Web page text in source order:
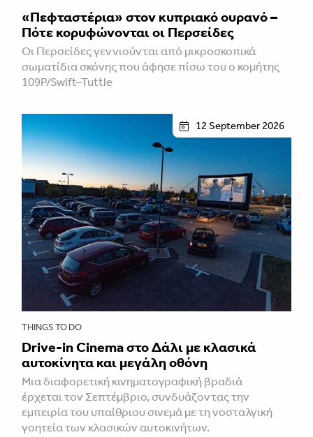
«Πεφταστέρια» στον κυπριακό ουρανό –
Πότε κορυφώνονται οι Περσείδες
Οι Περσείδες γεννιούνται από μικροσκοπικά
σωματίδια σκόνης που άφησε πίσω του ο κομήτης
109P/Swift–Tuttle
12 September 2026
THINGS TO DO
Drive-in Cinema στο Δάλι με κλασικά
αυτοκίνητα και μεγάλη οθόνη
Μια διαφορετική κινηματογραφική βραδιά
έρχεται τον Σεπτέμβριο, συνδυάζοντας την
εμπειρία του υπαίθριου σινεμά με τη νοσταλγική
γοητεία των κλασικών αυτοκινήτων.